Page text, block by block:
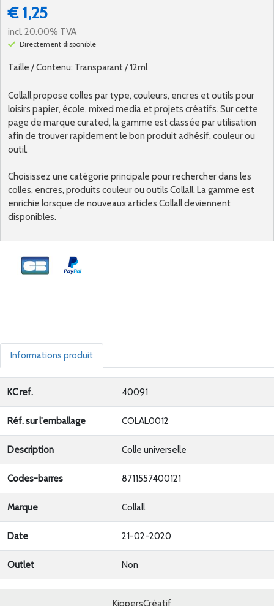
Taille / Contenu: Transparant / 12ml
€ 1,25
incl. 20.00% TVA
Directement disponible
Collall propose colles par type, couleurs, encres et outils pour
loisirs papier, école, mixed media et projets créatifs. Sur cette
page de marque curated, la gamme est classée par utilisation
afin de trouver rapidement le bon produit adhésif, couleur ou
outil.
Choisissez une catégorie principale pour rechercher dans les
colles, encres, produits couleur ou outils Collall. La gamme est
enrichie lorsque de nouveaux articles Collall deviennent
disponibles.
Informations produit
KC ref. 40091
Réf. sur l'emballage COLAL0012
Description Colle universelle
Codes-barres 8711557400121
Marque Collall
Date 21-02-2020
Outlet Non
KippersCréatif